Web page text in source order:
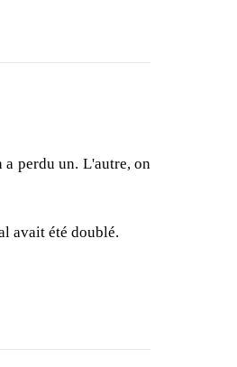
perdu un. L'autre, on
avait été doublé.